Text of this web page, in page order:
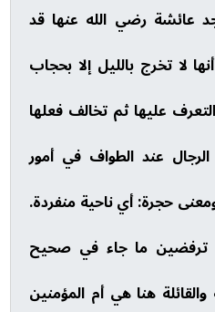
عائشة رضي الله عنها قد
لا تخرج بالليل إلا بحجاب
عليها ثم تخالف فعلها
عند الطواف في أمور
حجرة: أي ناحية منفردة.
ترفضين ما جاء في صحيح
هنا هي أم المؤمنين